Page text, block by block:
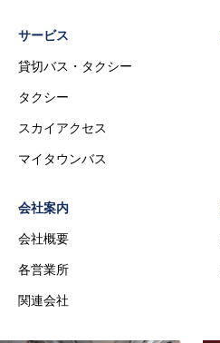
サービス
貸切バス・タクシー
タクシー
スカイアクセス
マイタウンバス
会社案内
会社概要
各営業所
関連会社